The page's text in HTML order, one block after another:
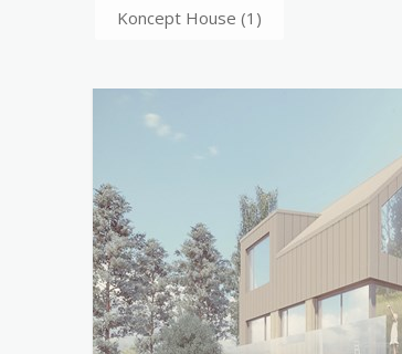
Koncept House (1)